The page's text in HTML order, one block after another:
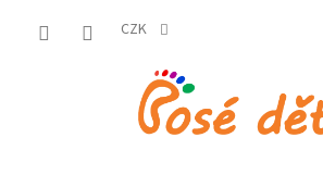
CZK